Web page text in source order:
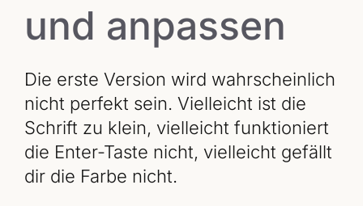
und anpassen
Die erste Version wird wahrscheinlich
nicht perfekt sein. Vielleicht ist die
Schrift zu klein, vielleicht funktioniert
die Enter-Taste nicht, vielleicht gefällt
dir die Farbe nicht.